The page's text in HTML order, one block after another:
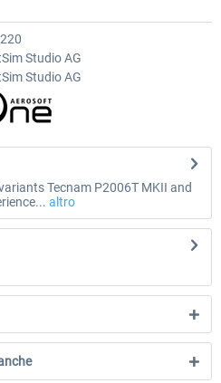
Studio AG
Studio AG
Tecnam P2006T MKII and
altro